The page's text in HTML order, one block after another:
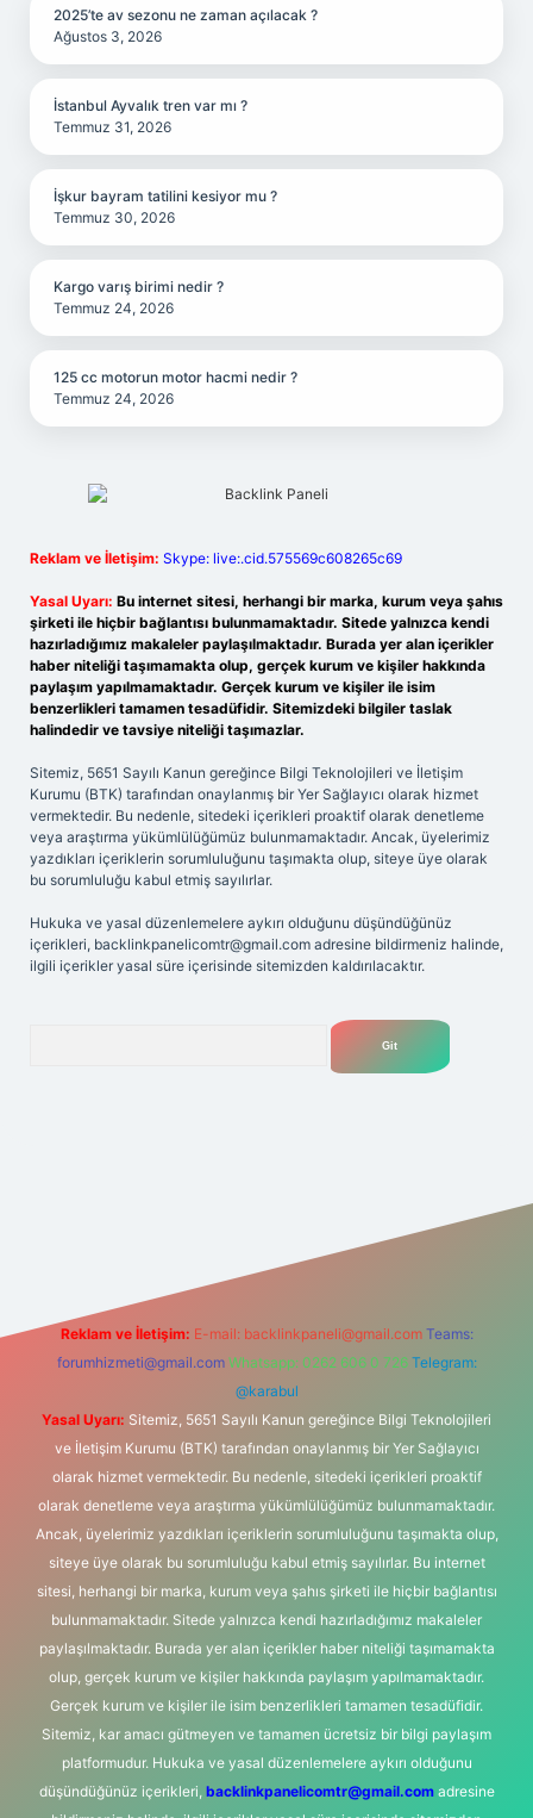
2025’te av sezonu ne zaman açılacak ?
Ağustos 3, 2026
İstanbul Ayvalık tren var mı ?
Temmuz 31, 2026
İşkur bayram tatilini kesiyor mu ?
Temmuz 30, 2026
Kargo varış birimi nedir ?
Temmuz 24, 2026
125 cc motorun motor hacmi nedir ?
Temmuz 24, 2026
Reklam ve İletişim: Skype: live:.cid.575569c608265c69
Yasal Uyarı: Bu internet sitesi, herhangi bir marka, kurum veya şahıs
şirketi ile hiçbir bağlantısı bulunmamaktadır. Sitede yalnızca kendi
hazırladığımız makaleler paylaşılmaktadır. Burada yer alan içerikler
haber niteliği taşımamakta olup, gerçek kurum ve kişiler hakkında
paylaşım yapılmamaktadır. Gerçek kurum ve kişiler ile isim
benzerlikleri tamamen tesadüfidir. Sitemizdeki bilgiler taslak
halindedir ve tavsiye niteliği taşımazlar.
Sitemiz, 5651 Sayılı Kanun gereğince Bilgi Teknolojileri ve İletişim
Kurumu (BTK) tarafından onaylanmış bir Yer Sağlayıcı olarak hizmet
vermektedir. Bu nedenle, sitedeki içerikleri proaktif olarak denetleme
veya araştırma yükümlülüğümüz bulunmamaktadır. Ancak, üyelerimiz
yazdıkları içeriklerin sorumluluğunu taşımakta olup, siteye üye olarak
bu sorumluluğu kabul etmiş sayılırlar.
Hukuka ve yasal düzenlemelere aykırı olduğunu düşündüğünüz
içerikleri, backlinkpanelicomtr@gmail.com adresine bildirmeniz halinde,
ilgili içerikler yasal süre içerisinde sitemizden kaldırılacaktır.
Reklam ve İletişim: E-mail: backlinkpaneli@gmail.com Teams:
forumhizmeti@gmail.com Whatsapp: 0262 606 0 726 Telegram:
@karabul
Yasal Uyarı: Sitemiz, 5651 Sayılı Kanun gereğince Bilgi Teknolojileri
ve İletişim Kurumu (BTK) tarafından onaylanmış bir Yer Sağlayıcı
olarak hizmet vermektedir. Bu nedenle, sitedeki içerikleri proaktif
olarak denetleme veya araştırma yükümlülüğümüz bulunmamaktadır.
Ancak, üyelerimiz yazdıkları içeriklerin sorumluluğunu taşımakta olup,
siteye üye olarak bu sorumluluğu kabul etmiş sayılırlar. Bu internet
sitesi, herhangi bir marka, kurum veya şahıs şirketi ile hiçbir bağlantısı
bulunmamaktadır. Sitede yalnızca kendi hazırladığımız makaleler
paylaşılmaktadır. Burada yer alan içerikler haber niteliği taşımamakta
olup, gerçek kurum ve kişiler hakkında paylaşım yapılmamaktadır.
Gerçek kurum ve kişiler ile isim benzerlikleri tamamen tesadüfidir.
Sitemiz, kar amacı gütmeyen ve tamamen ücretsiz bir bilgi paylaşım
platformudur. Hukuka ve yasal düzenlemelere aykırı olduğunu
düşündüğünüz içerikleri, backlinkpanelicomtr@gmail.comadresine